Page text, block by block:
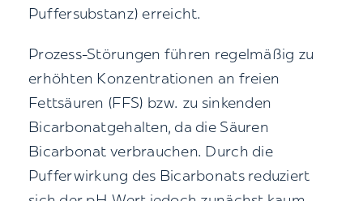
Puffersubstanz) erreicht.
Prozess-Störungen führen regelmäßig zu
erhöhten Konzentrationen an freien
Fettsäuren (FFS) bzw. zu sinkenden
Bicarbonatgehalten, da die Säuren
Bicarbonat verbrauchen. Durch die
Pufferwirkung des Bicarbonats reduziert